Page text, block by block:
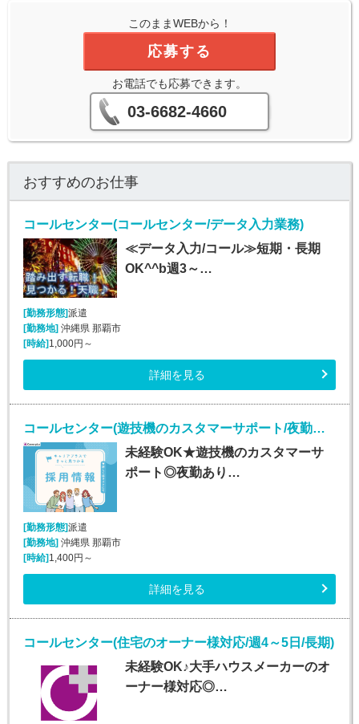
このままWEBから！
応募する
お電話でも応募できます。
03-6682-4660
おすすめのお仕事
コールセンター(コールセンター/データ入力業務)
≪データ入力/コール≫短期・長期
OK^^b週3～…
[勤務形態]派遣
[勤務地]沖縄県 那覇市
[時給]1,000円～
詳細を見る
コールセンター(遊技機のカスタマーサポート/夜勤あり/長期)
未経験OK★遊技機のカスタマーサ
ポート◎夜勤あり…
[勤務形態]派遣
[勤務地] 沖縄県 那覇市
[時給] 1,400円～
詳細を見る
コールセンター(住宅のオーナー様対応/週4～5日/長期)
未経験OK♪大手ハウスメーカーのオ
ーナー様対応◎…